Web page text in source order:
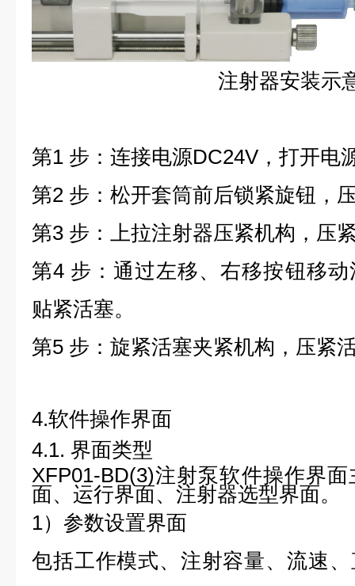
注射器安装示
第1 步：连接电源DC24V，打开电
第2 步：松开套筒前后锁紧旋钮，
第3 步：上拉注射器压紧机构，压
第4 步：通过左移、右移按钮移
贴紧活塞。
第5 步：旋紧活塞夹紧机构，压紧
4.软件操作界面
4.1. 界面类型
XFP01-BD(3)注射泵软件操作界
面、运行界面、注射器选型界面。
1） 参数设置界面
包括工作模式、注射容量、流速